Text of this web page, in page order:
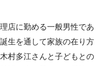
店に勤める一般男性であ
生を通して家族の在り方
村多江さんと子どもとの